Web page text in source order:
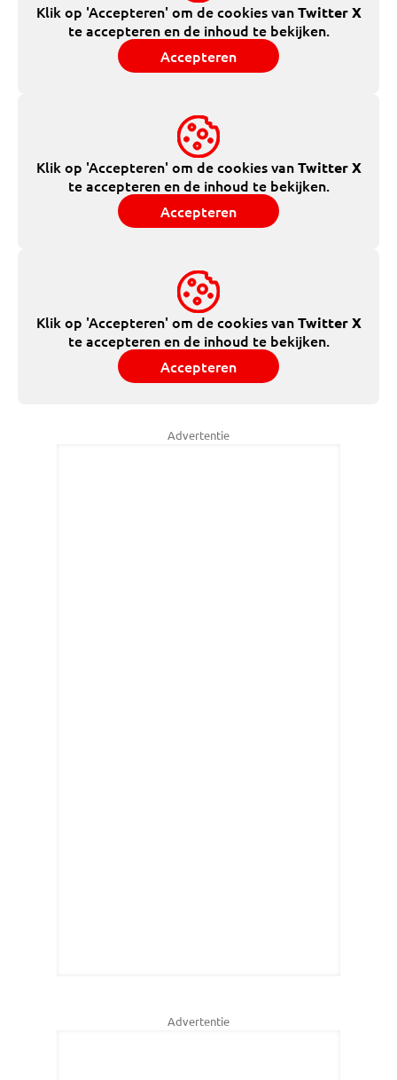
Klik op 'Accepteren' om de cookies vanTwitter X
te accepteren en de inhoud te bekijken.
Accepteren
Klik op 'Accepteren' om de cookies vanTwitter X
te accepteren en de inhoud te bekijken.
Accepteren
Klik op 'Accepteren' om de cookies vanTwitter X
te accepteren en de inhoud te bekijken.
Accepteren
Advertentie
Advertentie